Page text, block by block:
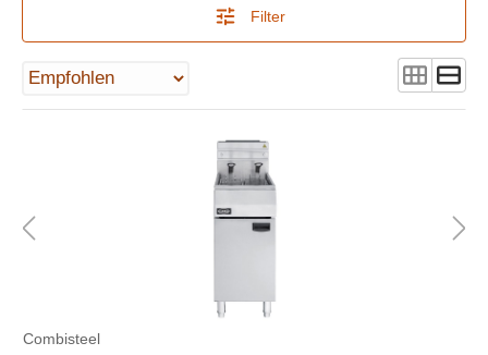
Filter
Combisteel